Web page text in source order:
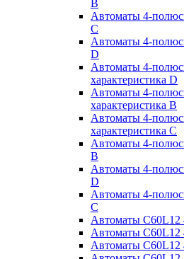
B
Автоматы 4-
C
Автоматы 4-
D
Автоматы 4-
характеристика D
Автоматы 4-
характеристика В
Автоматы 4-
характеристика С
Автоматы 4-
B
Автоматы 4-
D
Автоматы 4-
С
Автоматы C60L12
Автоматы C60L12
Автоматы